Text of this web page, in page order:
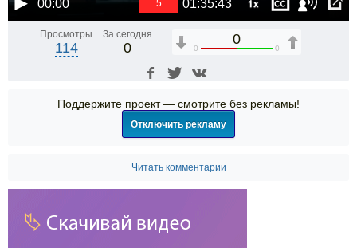
00:00 01:35:43 1x
5
Просмотры
114
За сегодня
0
0
0 0
Поддержите проект — смотрите без рекламы!
Отключить рекламу
Читать комментарии